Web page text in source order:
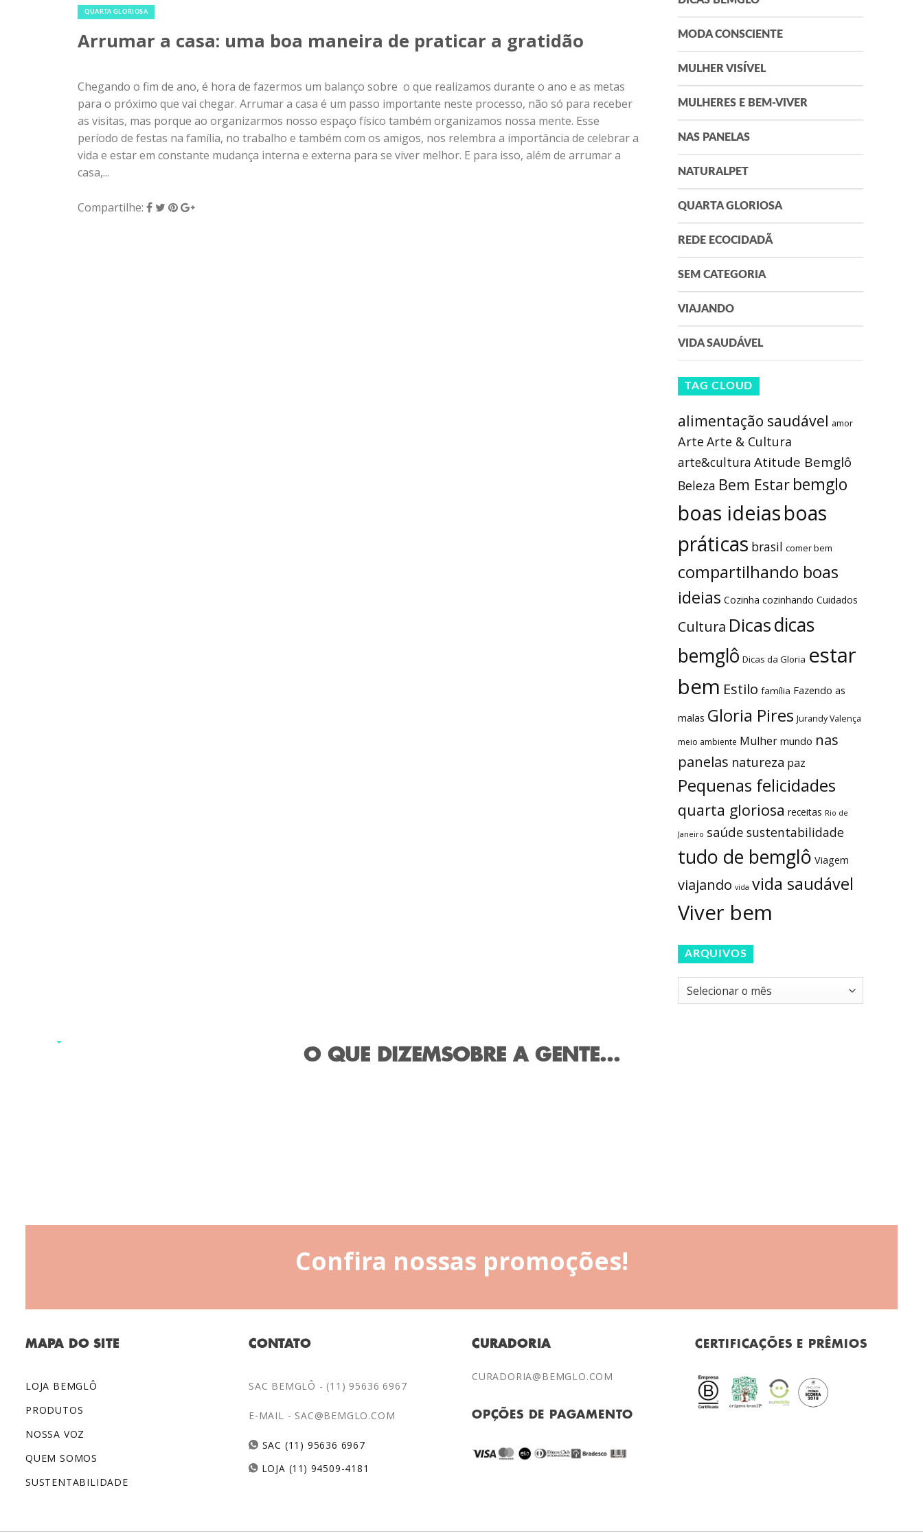
QUARTA GLORIOSA
Arrumar a casa: uma boa maneira de praticar a gratidão
Chegando o fim de ano, é hora de fazermos um balanço sobre o que realizamos durante o ano e as metas
para o próximo que vai chegar. Arrumar a casa é um passo importante neste processo, não só para receber
as visitas, mas porque ao organizarmos nosso espaço físico também organizamos nossa mente. Esse
período de festas na família, no trabalho e também com os amigos, nos relembra a importância de celebrar a
vida e estar em constante mudança interna e externa para se viver melhor. E para isso, além de arrumar a
casa,...
Compartilhe:
MODA CONSCIENTE
MULHER VISÍVEL
MULHERES E BEM-VIVER
NAS PANELAS
NATURALPET
QUARTA GLORIOSA
REDE ECOCIDADÃ
SEM CATEGORIA
VIAJANDO
VIDA SAUDÁVEL
TAG CLOUD
alimentação saudável amor
Arte Arte & Cultura
arte&cultura Atitude Bemglô
Beleza Bem Estar bemglo
boas ideiasboas
práticas brasil comer bem
compartilhando boas
ideias Cozinha cozinhando Cuidados
Cultura Dicasdicas
bemglô Dicas da Gloria estar
bem Estilo família Fazendo as
malas Gloria Pires Jurandy Valença
meio ambiente Mulher mundo nas
panelas natureza paz
Pequenas felicidades
quarta gloriosa receitas Rio de
Janeiro saúde sustentabilidade
tudo de bemglô Viagem
viajando vida vida saudável
Viver bem
ARQUIVOS
Arquivos
O QUE DIZEMSOBRE A GENTE...
Confira nossas promoções!
MAPA DO SITE
LOJA BEMGLÔ
PRODUTOS
NOSSA VOZ
QUEM SOMOS
SUSTENTABILIDADE
CONTATO
SAC BEMGLÔ - (11) 95636 6967
E-MAIL - SAC@BEMGLO.COM
SAC (11) 95636 6967
LOJA (11) 94509-4181
CURADORIA
CURADORIA@BEMGLO.COM
OPÇÕES DE PAGAMENTO
CERTIFICAÇÕES E PRÊMIOS